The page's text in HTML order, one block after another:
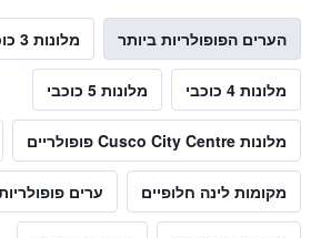
הערים הפופולריות ביותר מלונות 3 כוכבי
מלונות 4 כוכבי מלונות 5 כוכבי
מלונות Cusco City Centre פופולריים
מקומות לינה חלופיים ערים